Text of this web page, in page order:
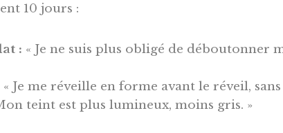
10 jours :
: « Je ne suis plus obligé de déboutonner
« Je me réveille en forme avant le réveil, sans
teint est plus lumineux, moins gris. »